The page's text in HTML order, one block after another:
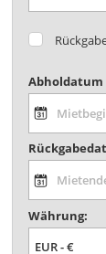
Abholdatum
Währung: